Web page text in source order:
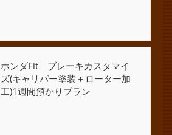
ホンダFit ブレーキカスタマイ
ズ(キャリパー塗装＋ローター加
工)1週間預かりプラン